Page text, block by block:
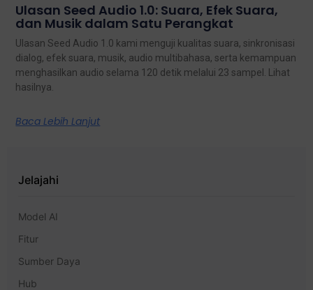
Ulasan Seed Audio 1.0: Suara, Efek Suara,
dan Musik dalam Satu Perangkat
Ulasan Seed Audio 1.0 kami menguji kualitas suara, sinkronisasi
dialog, efek suara, musik, audio multibahasa, serta kemampuan
menghasilkan audio selama 120 detik melalui 23 sampel. Lihat
hasilnya.
Baca Lebih Lanjut
Jelajahi
Model AI
Fitur
Sumber Daya
Hub